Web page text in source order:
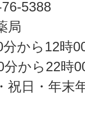
5388
局
から12時
分から22時
祝日・年末